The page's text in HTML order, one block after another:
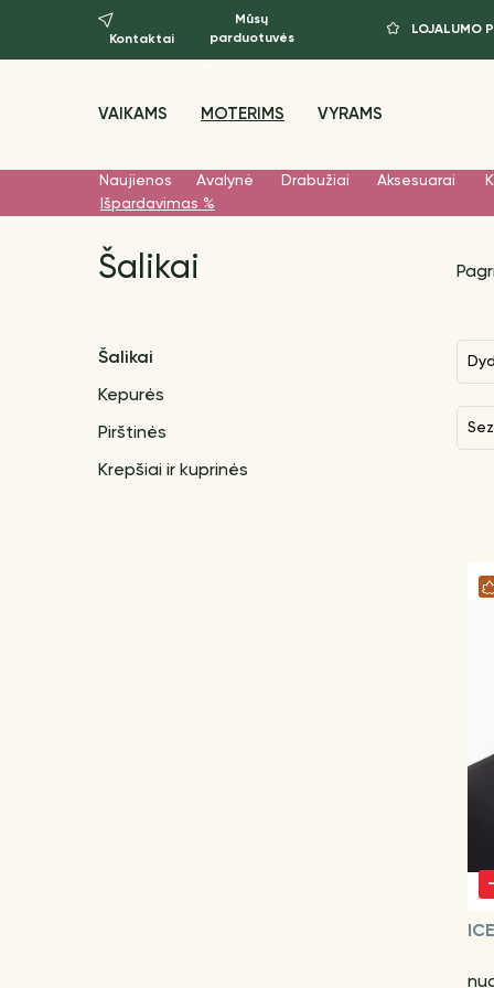
Kontaktai
Mūsų
parduotuvės
LOJALUMO
VAIKAMS MOTERIMS VYRAMS
Naujienos Avalynė Drabužiai Aksesuarai
Išpardavimas %
Šalikai
Šalikai
Kepurės
Pirštinės
Krepšiai ir kuprinės